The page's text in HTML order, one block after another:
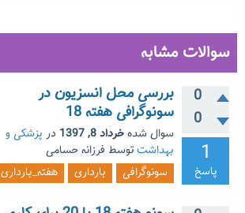
سوالات مشابه
0
0
1
پاسخ
بررسی محل انسزیون در
سونوگرافی هفته 18
سوال شدهخرداد 8, 1397 در پزشکی و
بهداشتتوسط فرزانه حسامی
سونوگرافی
بارداری هفته_بارداری